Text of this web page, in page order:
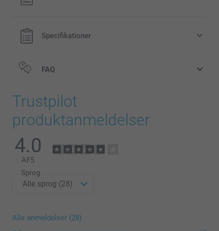
Specifikationer
FAQ
Trustpilot
produktanmeldelser
4.0
AF5
Sprog
Alle anmeldelser (28)